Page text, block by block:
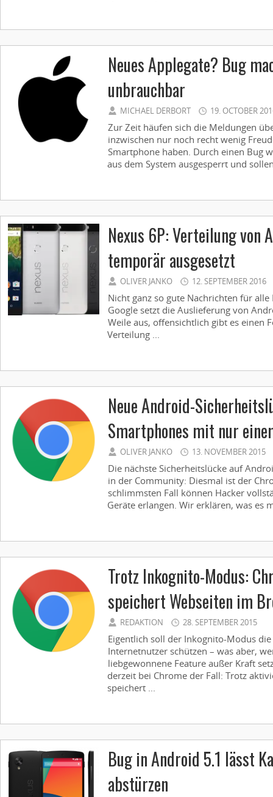
Neues Applegate? Bug
unbrauchbar
MICHAEL DERBORT 19. OCTOBER
Zur Zeit häufen sich die Meldungen
inzwischen nur noch recht wenig
Smartphone haben. Durch einen Bug
aus dem System ausgesperrt und
Nexus 6P: Verteilung von
temporär ausgesetzt
OLIVER JANKO 12. SEPTEMBER 2016
Nicht ganz so gute Nachrichten für alle
Google setzt die Auslieferung von
Weile aus, offensichtlich gibt es einen
Verteilung ...
Neue Android-
Smartphones mit nur
OLIVER JANKO 13. NOVEMBER 2015
Die nächste Sicherheitslücke auf
in der Community: Diesmal ist der
schlimmsten Fall können Hacker
Geräte erlangen. Wir erklären, was es
Trotz Inkognito-Modus:
speichert Webseiten im
REDAKTION 28. SEPTEMBER 2015
Eigentlich soll der Inkognito-Modus
Internetnutzer schützen – was aber,
liebgewonnene Feature außer Kraft
derzeit bei Chrome der Fall: Trotz
speichert ...
Bug in Android 5.1 lässt
abstürzen